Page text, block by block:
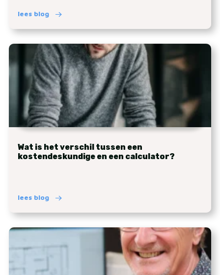
lees blog
Wat is het verschil tussen een
kostendeskundige en een calculator?
lees blog